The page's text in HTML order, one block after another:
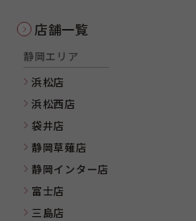
店舗一覧
静岡エリア
浜松店
浜松西店
袋井店
静岡草薙店
静岡インター店
富士店
三島店